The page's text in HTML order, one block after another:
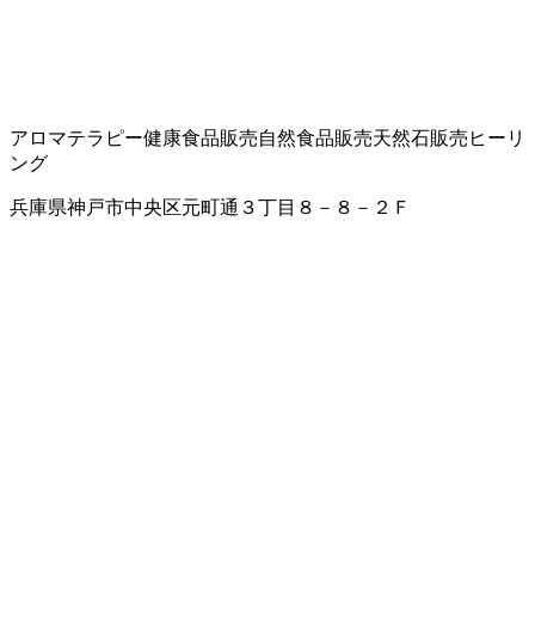
アロマテラピー健康食品販売自然食品販売天然石販売 ヒーリ
ング
兵庫県神戸市中央区元町通３丁目８－８－２Ｆ